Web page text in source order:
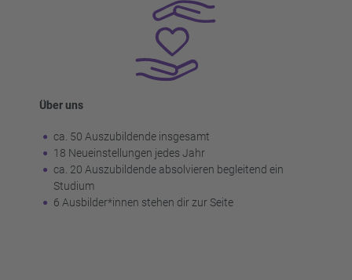
Über uns
ca. 50 Auszubildende insgesamt
18 Neueinstellungen jedes Jahr
ca. 20 Auszubildende absolvieren begleitend ein
Studium
6 Ausbilder*innen stehen dir zur Seite